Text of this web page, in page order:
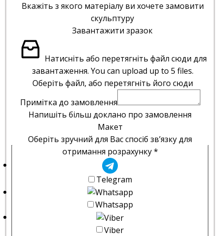
Вкажіть з якого матеріалу ви хочете замовити
скульптуру
Завантажити зразок
Натисніть або перетягніть файл сюди для
завантаження. You can upload up to 5 files.
Оберіть файл, або перетягніть його сюди
Примітка до замовлення
Напишіть більш доклано про замовлення
Макет
Оберіть зручний для Вас спосіб зв’язку для
отримання розрахунку*
Telegram
Whatsapp
Viber